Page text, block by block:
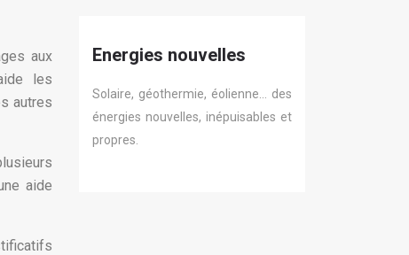
aux
les
autres
aide
Energies nouvelles
Solaire, géothermie, éolienne… des
énergies nouvelles, inépuisables et
propres.